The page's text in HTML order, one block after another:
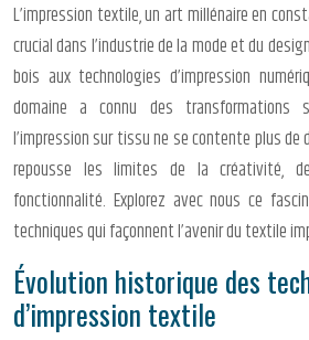
L’impression textile, un art millénaire en
crucial dans l’industrie de la mode et du
bois aux technologies d’impression
domaine a connu des transformations
l’impression sur tissu ne se contente plus
repousse les limites de la créativité,
fonctionnalité. Explorez avec nous ce
techniques qui façonnent l’avenir du textile
Évolution historique des
d’impression textile